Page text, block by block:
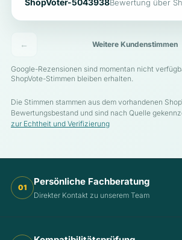
Bewertung über
← Weitere Kundenstimmen
Google-Rezensionen sind momentan nicht
ShopVote-Stimmen bleiben erhalten.
Die Stimmen stammen aus dem vorhandenen
Bewertungsbestand und sind nach Quelle
zur Echtheit und Verifizierung
01
Persönliche Fachberatung
Direkter Kontakt zu unserem Team